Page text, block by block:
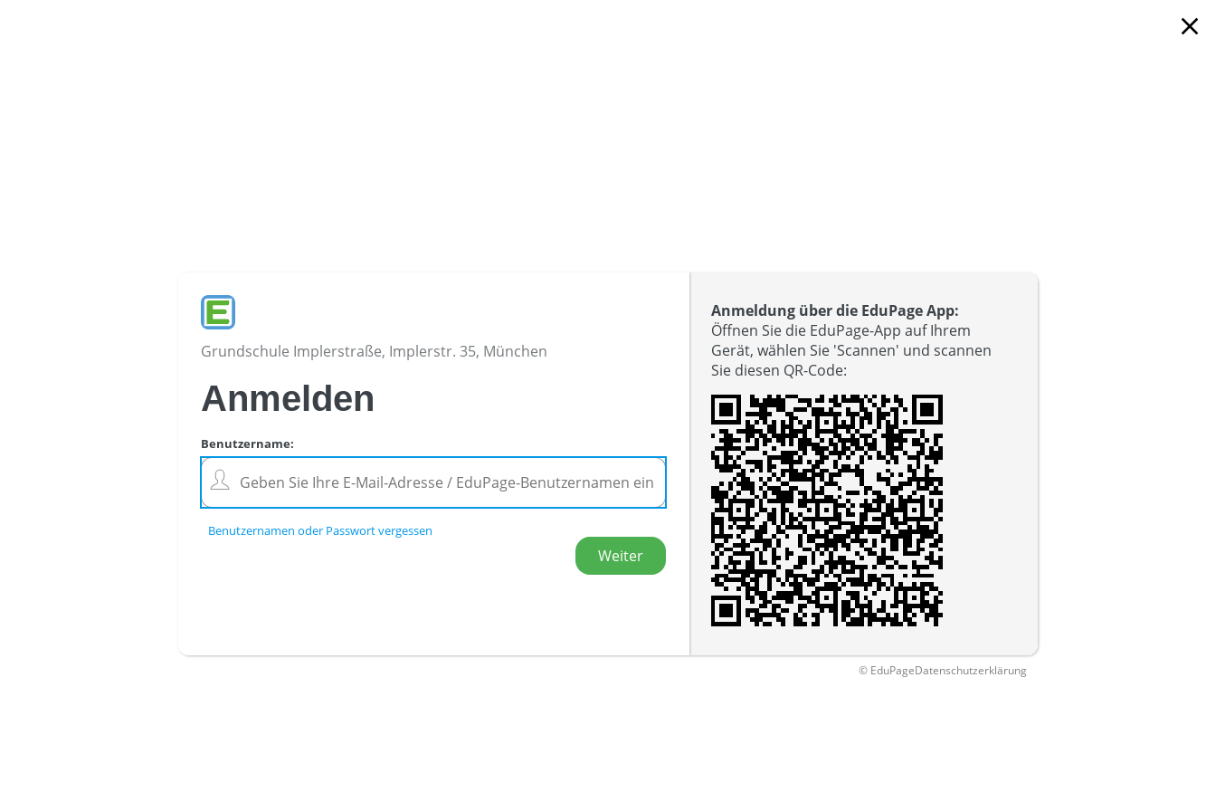
Grundschule Implerstraße, Implerstr. 35, München
close
Anmelden
Benutzername:
Benutzernamen oder Passwort vergessen
Anmeldung über die EduPage App:
Öffnen Sie die EduPage-App auf Ihrem
Gerät, wählen Sie 'Scannen' und scannen
Sie diesen QR-Code:
© EduPageDatenschutzerklärung